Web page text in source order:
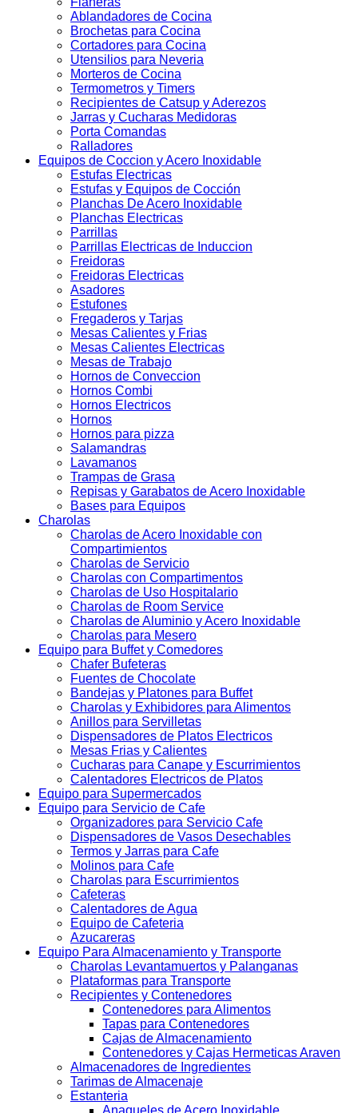
Ablandadores de Cocina
Brochetas para Cocina
Cortadores para Cocina
Utensilios para Neveria
Morteros de Cocina
Termometros y Timers
Recipientes de Catsup y Aderezos
Jarras y Cucharas Medidoras
Porta Comandas
Ralladores
Equipos de Coccion y Acero Inoxidable
Estufas Electricas
Estufas y Equipos de Cocción
Planchas De Acero Inoxidable
Planchas Electricas
Parrillas
Parrillas Electricas de Induccion
Freidoras
Freidoras Electricas
Asadores
Estufones
Fregaderos y Tarjas
Mesas Calientes y Frias
Mesas Calientes Electricas
Mesas de Trabajo
Hornos de Conveccion
Hornos Combi
Hornos Electricos
Hornos
Hornos para pizza
Salamandras
Lavamanos
Trampas de Grasa
Repisas y Garabatos de Acero Inoxidable
Bases para Equipos
Charolas
Charolas de Acero Inoxidable con
Compartimientos
Charolas de Servicio
Charolas con Compartimentos
Charolas de Uso Hospitalario
Charolas de Room Service
Charolas de Aluminio y Acero Inoxidable
Charolas para Mesero
Equipo para Buffet y Comedores
Chafer Bufeteras
Fuentes de Chocolate
Bandejas y Platones para Buffet
Charolas y Exhibidores para Alimentos
Anillos para Servilletas
Dispensadores de Platos Electricos
Mesas Frias y Calientes
Cucharas para Canape y Escurrimientos
Calentadores Electricos de Platos
Equipo para Supermercados
Equipo para Servicio de Cafe
Organizadores para Servicio Cafe
Dispensadores de Vasos Desechables
Termos y Jarras para Cafe
Molinos para Cafe
Charolas para Escurrimientos
Cafeteras
Calentadores de Agua
Equipo de Cafeteria
Azucareras
Equipo Para Almacenamiento y Transporte
Charolas Levantamuertos y Palanganas
Plataformas para Transporte
Recipientes y Contenedores
Contenedores para Alimentos
Tapas para Contenedores
Cajas de Almacenamiento
Contenedores y Cajas Hermeticas Araven
Almacenadores de Ingredientes
Tarimas de Almacenaje
Estanteria
Anaqueles de Acero Inoxidable